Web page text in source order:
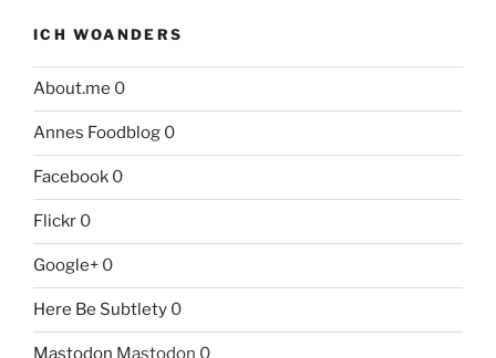
ICH WOANDERS
About.me 0
Annes Foodblog 0
Facebook 0
Flickr 0
Google+ 0
Here Be Subtlety 0
Mastodon Mastodon 0